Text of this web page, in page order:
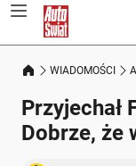
WIADOMOŚCI
Przyjechał
Dobrze, że